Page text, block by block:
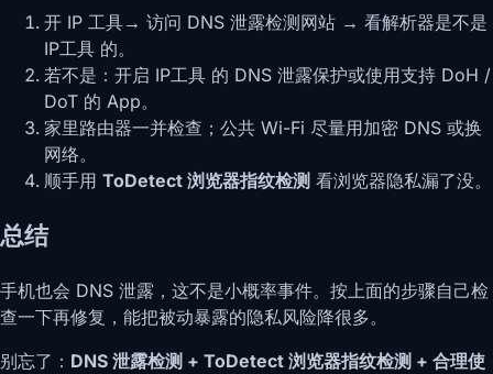
开 IP 工具→ 访问 DNS 泄露检测网站 → 看解析器是不是
IP工具 的。
若不是：开启 IP工具 的 DNS 泄露保护或使用支持 DoH /
DoT 的 App。
家里路由器一并检查；公共 Wi-Fi 尽量用加密 DNS 或换
网络。
顺手用 ToDetect 浏览器指纹检测 看浏览器隐私漏了没。
总结
手机也会 DNS 泄露，这不是小概率事件。按上面的步骤自己检
查一下再修复，能把被动暴露的隐私风险降很多。
别忘了： DNS 泄露检测 + ToDetect 浏览器指纹检测 + 合理使